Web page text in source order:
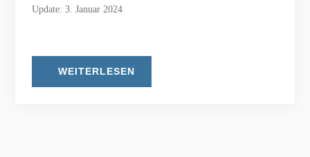
Update: 3. Januar 2024
WEITERLESEN